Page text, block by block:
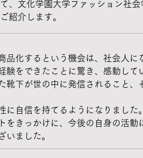
、文化学園大学ファッション社
紹介します。
品化するという機会は、社会人
験をできたことに驚き、感動して
靴下が世の中に発信されること
に自信を持てるようになりました。
をきっかけに、今後の自身の活
いました。